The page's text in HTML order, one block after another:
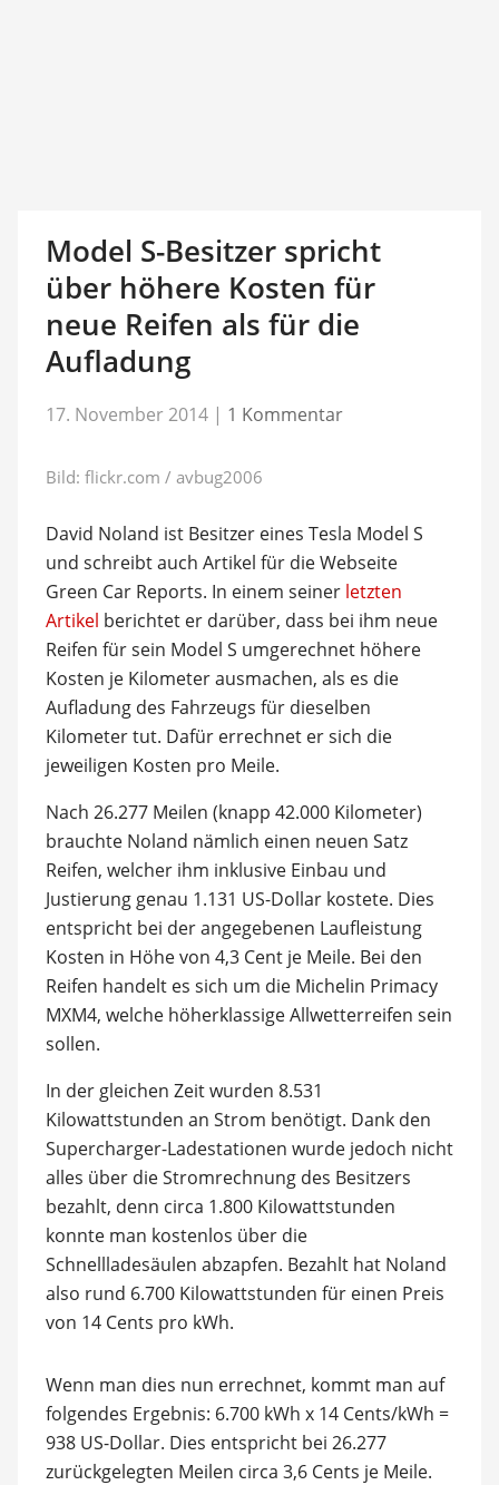
Model S-Besitzer spricht
über höhere Kosten für
neue Reifen als für die
Aufladung
17. November 2014 | 1 Kommentar
Bild: flickr.com / avbug2006
David Noland ist Besitzer eines Tesla Model S
und schreibt auch Artikel für die Webseite
Green Car Reports. In einem seiner letzten
Artikel berichtet er darüber, dass bei ihm neue
Reifen für sein Model S umgerechnet höhere
Kosten je Kilometer ausmachen, als es die
Aufladung des Fahrzeugs für dieselben
Kilometer tut. Dafür errechnet er sich die
jeweiligen Kosten pro Meile.
Nach 26.277 Meilen (knapp 42.000 Kilometer)
brauchte Noland nämlich einen neuen Satz
Reifen, welcher ihm inklusive Einbau und
Justierung genau 1.131 US-Dollar kostete. Dies
entspricht bei der angegebenen Laufleistung
Kosten in Höhe von 4,3 Cent je Meile. Bei den
Reifen handelt es sich um die Michelin Primacy
MXM4, welche höherklassige Allwetterreifen sein
sollen.
In der gleichen Zeit wurden 8.531
Kilowattstunden an Strom benötigt. Dank den
Supercharger-Ladestationen wurde jedoch nicht
alles über die Stromrechnung des Besitzers
bezahlt, denn circa 1.800 Kilowattstunden
konnte man kostenlos über die
Schnellladesäulen abzapfen. Bezahlt hat Noland
also rund 6.700 Kilowattstunden für einen Preis
von 14 Cents pro kWh.
Wenn man dies nun errechnet, kommt man auf
folgendes Ergebnis: 6.700 kWh x 14 Cents/kWh =
938 US-Dollar. Dies entspricht bei 26.277
zurückgelegten Meilen circa 3,6 Cents je Meile.